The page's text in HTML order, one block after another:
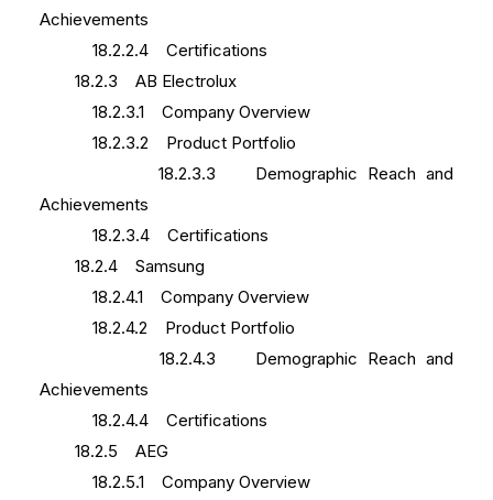
Achievements
18.2.2.4 Certifications
18.2.3 AB Electrolux
18.2.3.1 Company Overview
18.2.3.2 Product Portfolio
18.2.3.3 Demographic Reach and
Achievements
18.2.3.4 Certifications
18.2.4 Samsung
18.2.4.1 Company Overview
18.2.4.2 Product Portfolio
18.2.4.3 Demographic Reach and
Achievements
18.2.4.4 Certifications
18.2.5 AEG
18.2.5.1 Company Overview